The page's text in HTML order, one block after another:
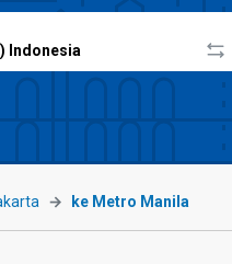
ke Metro Manila